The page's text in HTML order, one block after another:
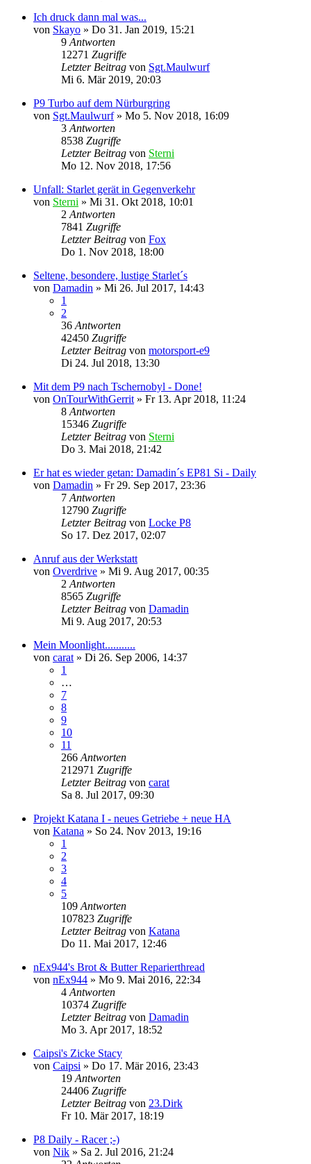
Ich druck dann mal was...
von Skayo » Do 31. Jan 2019, 15:21
9 Antworten
12271 Zugriffe
Letzter Beitrag von Sgt.Maulwurf
Mi 6. Mär 2019, 20:03
P9 Turbo auf dem Nürburgring
von Sgt.Maulwurf» Mo 5. Nov 2018, 16:09
3 Antworten
8538 Zugriffe
Letzter Beitrag von Sterni
Mo 12. Nov 2018, 17:56
Unfall: Starlet gerät in Gegenverkehr
von Sterni » Mi 31. Okt 2018, 10:01
2 Antworten
7841 Zugriffe
Letzter Beitrag von Fox
Do 1. Nov 2018, 18:00
Seltene, besondere, lustige Starlet´s
von Damadin » Mi 26. Jul 2017, 14:43
1
2
36 Antworten
42450 Zugriffe
Letzter Beitrag von motorsport-e9
Di 24. Jul 2018, 13:30
Mit dem P9 nach Tschernobyl - Done!
von OnTourWithGerrit » Fr 13. Apr 2018, 11:24
8 Antworten
15346 Zugriffe
Letzter Beitrag von Sterni
Do 3. Mai 2018, 21:42
Er hat es wieder getan: Damadin´s EP81 Si - Daily
von Damadin » Fr 29. Sep 2017, 23:36
7 Antworten
12790 Zugriffe
Letzter Beitrag von Locke P8
So 17. Dez 2017, 02:07
Anruf aus der Werkstatt
von Overdrive » Mi 9. Aug 2017, 00:35
2 Antworten
8565 Zugriffe
Letzter Beitrag von Damadin
Mi 9. Aug 2017, 20:53
Mein Moonlight...........
von carat » Di 26. Sep 2006, 14:37
1
…
7
8
9
10
11
266 Antworten
212971 Zugriffe
Letzter Beitrag von carat
Sa 8. Jul 2017, 09:30
Projekt Katana I - neues Getriebe + neue HA
von Katana » So 24. Nov 2013, 19:16
1
2
3
4
5
109 Antworten
107823 Zugriffe
Letzter Beitrag von Katana
Do 11. Mai 2017, 12:46
nEx944's Brot & Butter Reparierthread
von nEx944 » Mo 9. Mai 2016, 22:34
4 Antworten
10374 Zugriffe
Letzter Beitrag von Damadin
Mo 3. Apr 2017, 18:52
Caipsi's Zicke Stacy
von Caipsi » Do 17. Mär 2016, 23:43
19 Antworten
24406 Zugriffe
Letzter Beitrag von 23.Dirk
Fr 10. Mär 2017, 18:19
P8 Daily - Racer ;-)
von Nik » Sa 2. Jul 2016, 21:24